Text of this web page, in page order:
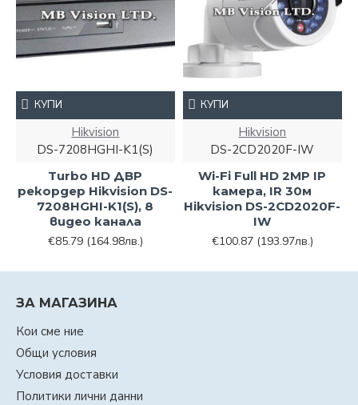
Hikvision
DS-7208HGHI-K1(S)
Turbo HD ДВР
рекордер Hikvision DS-
7208HGHI-K1(S), 8
видео канала
€85.79 (164.98лв.)
КУПИ
Hikvision
DS-2CD2020F-IW
Wi-Fi Full HD 2MP IP
камера, IR 30м
Hikvision DS-2CD2020F-
IW
€100.87 (193.97лв.)
КУПИ
ЗА МАГАЗИНА
Кои сме ние
Общи условия
Условия доставки
Политики лични данни